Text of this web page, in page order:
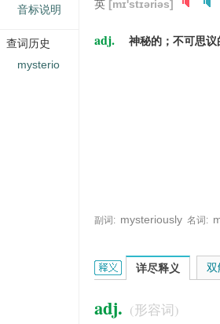
英 [mɪ'stɪəriəs]
adj. 神秘的；不可思议
副词: mysteriously 名词:
mysterious的英文翻译
详尽释义
adj. (形容词)
双
音标说明
查词历史
mysterio